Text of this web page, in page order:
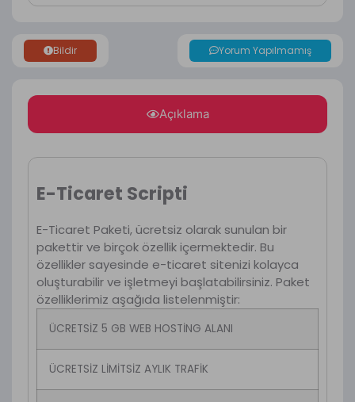
Bildir Yorum Yapılmamış
Açıklama
E-Ticaret Scripti
E-Ticaret Paketi, ücretsiz olarak sunulan bir
pakettir ve birçok özellik içermektedir. Bu
özellikler sayesinde e-ticaret sitenizi kolayca
oluşturabilir ve işletmeyi başlatabilirsiniz. Paket
özelliklerimiz aşağıda listelenmiştir:
ÜCRETSİZ 5 GB WEB HOSTİNG ALANI
ÜCRETSİZ LİMİTSİZ AYLIK TRAFİK